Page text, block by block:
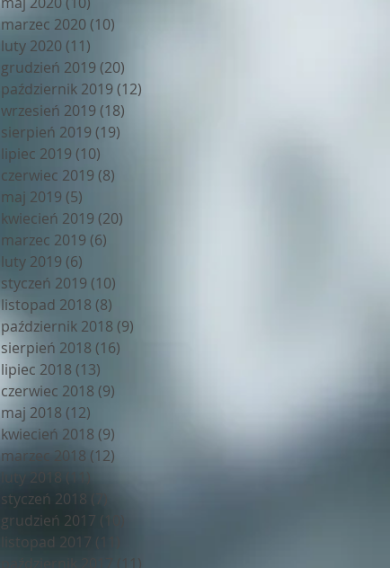
marzec 2020 (10)
luty 2020 (11)
grudzień 2019 (20)
październik 2019 (12)
wrzesień 2019 (18)
sierpień 2019 (19)
lipiec 2019 (10)
czerwiec 2019 (8)
maj 2019 (5)
kwiecień 2019 (20)
marzec 2019 (6)
luty 2019 (6)
styczeń 2019 (10)
listopad 2018 (8)
październik 2018 (9)
sierpień 2018 (16)
lipiec 2018 (13)
czerwiec 2018 (9)
maj 2018 (12)
kwiecień 2018 (9)
marzec 2018 (12)
luty 2018
styczeń 2018
grudzień 2017 (10)
listopad 2017 (11)
październik 2017
(11)